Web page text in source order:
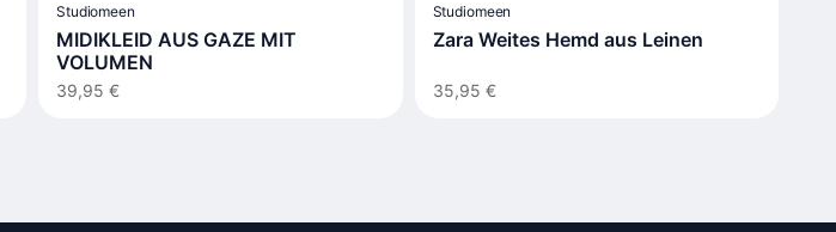
Studiomeen
MIDIKLEID AUS GAZE MIT
VOLUMEN
39,95 €
Studiomeen
Zara Weites Hemd aus Leinen
35,95 €